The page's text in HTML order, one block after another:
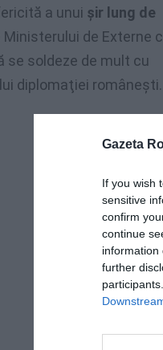
Gazeta
If you wish
sensitive
confirm
continue
information
further
a unui şir lung de
Ministerului de Externe
se soldeze de mult cu
diplomaţiei româneşti.